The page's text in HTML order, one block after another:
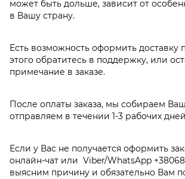
может быть дольше, зависит от
в Вашу страну.
Есть возможность оформить доставку
этого обратитесь в поддержку, или
примечание в заказе.
После оплаты заказа, мы собираем
отправляем в течении 1-3 рабочих
Если у Вас не получается оформить
онлайн-чат или Viber/WhatsApp
выясним причину и обязательно Вам